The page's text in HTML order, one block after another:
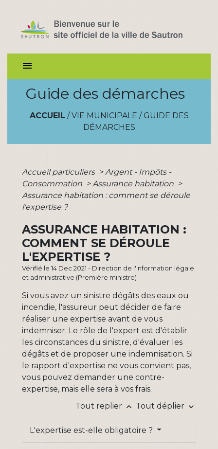
menu
Guide des démarches
ACCUEIL / VIE MUNICIPALE / GUIDE DES
DÉMARCHES
Accueil particuliers > Argent - Impôts -
Consommation > Assurance habitation >
Assurance habitation : comment se déroule
l'expertise ?
ASSURANCE HABITATION :
COMMENT SE DÉROULE
L'EXPERTISE ?
Vérifié le 14 Dec 2021 - Direction de l'information légale
et administrative (Première ministre)
Si vous avez un sinistre dégâts des eaux ou
incendie, l'assureur peut décider de faire
réaliser une expertise avant de vous
indemniser. Le rôle de l'expert est d'établir
les circonstances du sinistre, d'évaluer les
dégâts et de proposer une indemnisation. Si
le rapport d'expertise ne vous convient pas,
vous pouvez demander une contre-
expertise, mais elle sera à vos frais.
Tout replier keyboard_arrow_up Tout déplier keyboard_arrow_down
L'expertise est-elle obligatoire ?